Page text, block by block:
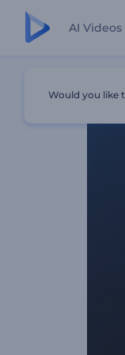
AI Videos
Would you like